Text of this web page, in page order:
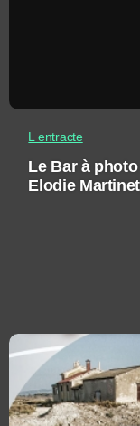
L entracte
Le Bar à
Elodie Martinet